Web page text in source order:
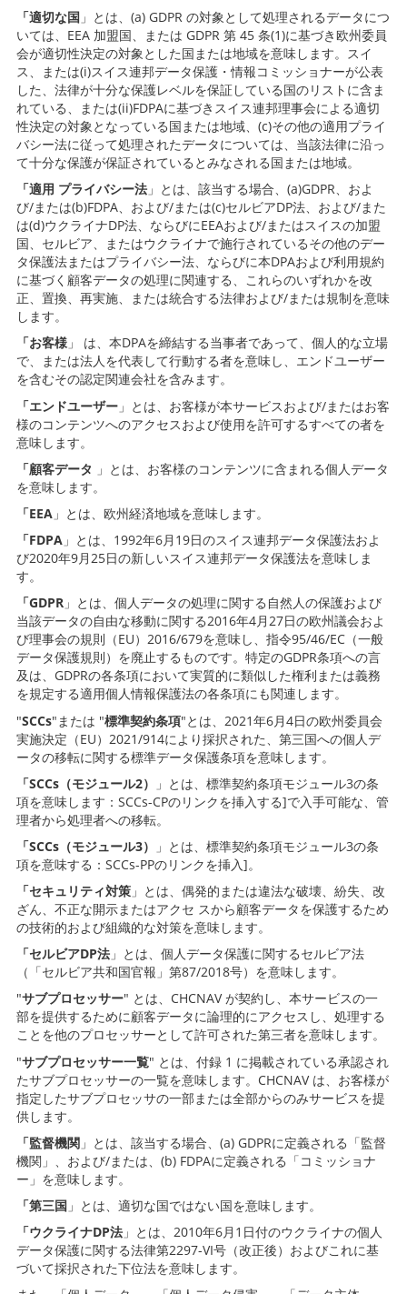
「適切な国 」とは、(a) GDPR の対象として処理されるデータにつ
いては、EEA 加盟国、または GDPR 第 45 条(1)に基づき欧州委員
会が適切性決定の対象とした国または地域を意味します。スイ
ス、または(i)スイス連邦データ保護・情報コミッショナーが公表
した、法律が十分な保護レベルを保証している国のリストに含ま
れている、または(ii)FDPAに基づきスイス連邦理事会による適切
性決定の対象となっている国または地域、(c)その他の適用プライ
バシー法に従って処理されたデータについては、当該法律に沿っ
て十分な保護が保証されているとみなされる国または地域。
「適用 プライバシー法 」とは、該当する場合、(a)GDPR、およ
び/または(b)FDPA、および/または(c)セルビアDP法、および/また
は(d)ウクライナDP法、ならびにEEAおよび/またはスイスの加盟
国、セルビア、またはウクライナで施行されているその他のデー
タ保護法またはプライバシー法、ならびに本DPAおよび利用規約
に基づく顧客データの処理に関連する、これらのいずれかを改
正、置換、再実施、または統合する法律および/または規制を意味
します。
「お客様 」
は、本DPAを締結する当事者であって、個人的な立場
で、または法人を代表して行動する者を意味し、エンドユーザー
を含むその認定関連会社を含みます。
「エンドユーザー 」とは、お客様が本サービスおよび/またはお客
様のコンテンツへのアクセスおよび使用を許可するすべての者を
意味します。
「顧客データ 」とは、お客様のコンテンツに含まれる個人データ
を意味します。
「EEA 」とは、欧州経済地域を意味します。
「FDPA 」とは、1992年6月19日のスイス連邦データ保護法およ
び2020年9月25日の新しいスイス連邦データ保護法を意味しま
す。
「GDPR 」とは、個人データの処理に関する自然人の保護および
当該データの自由な移動に関する2016年4月27日の欧州議会およ
び理事会の規則（EU）2016/679を意味し、指令95/46/EC（一般
データ保護規則）を廃止するものです。特定のGDPR条項への言
及は、GDPRの各条項において実質的に類似した権利または義務
を規定する適用個人情報保護法の各条項にも関連します。
"SCCs"または "標準契約条項"とは、2021年6月4日の欧州委員会
実施決定（EU）2021/914により採択された、第三国への個人デ
ータの移転に関する標準データ保護条項を意味します。
「SCCs（モジュール2）
」とは、標準契約条項モジュール3の条
項を意味します：SCCs-CPのリンクを挿入する]で入手可能な、管
理者から処理者への移転。
「SCCs（モジュール3）
」とは、標準契約条項モジュール3の条
項を意味する：SCCs-PPのリンクを挿入]。
「セキュリティ対策 」とは、偶発的または違法な破壊、紛失、改
ざん、不正な開示またはアクセ スから顧客データを保護するため
の技術的および組織的な対策を意味します。
「セルビアDP法 」とは、個人データ保護に関するセルビア法
（「セルビア共和国官報」第87/2018号）を意味します。
"サブプロセッサー" とは、CHCNAV が契約し、本サービスの一
部を提供するために顧客データに論理的にアクセスし、処理する
ことを他のプロセッサーとして許可された第三者を意味します。
"サブプロセッサー一覧" とは、付録 1 に掲載されている承認され
たサブプロセッサーの一覧を意味します。CHCNAV は、お客様が
指定したサブプロセッサの一部または全部からのみサービスを提
供します。
「監督機関 」とは、該当する場合、(a) GDPRに定義される「監督
機関」、および/または、(b) FDPAに定義される「コミッショナ
ー」を意味します。
「第三国 」とは、適切な国ではない国を意味します。
「ウクライナDP法 」とは、2010年6月1日付のウクライナの個人
データ保護に関する法律第2297-VI号（改正後）およびこれに基
づいて採択された下位法を意味します。